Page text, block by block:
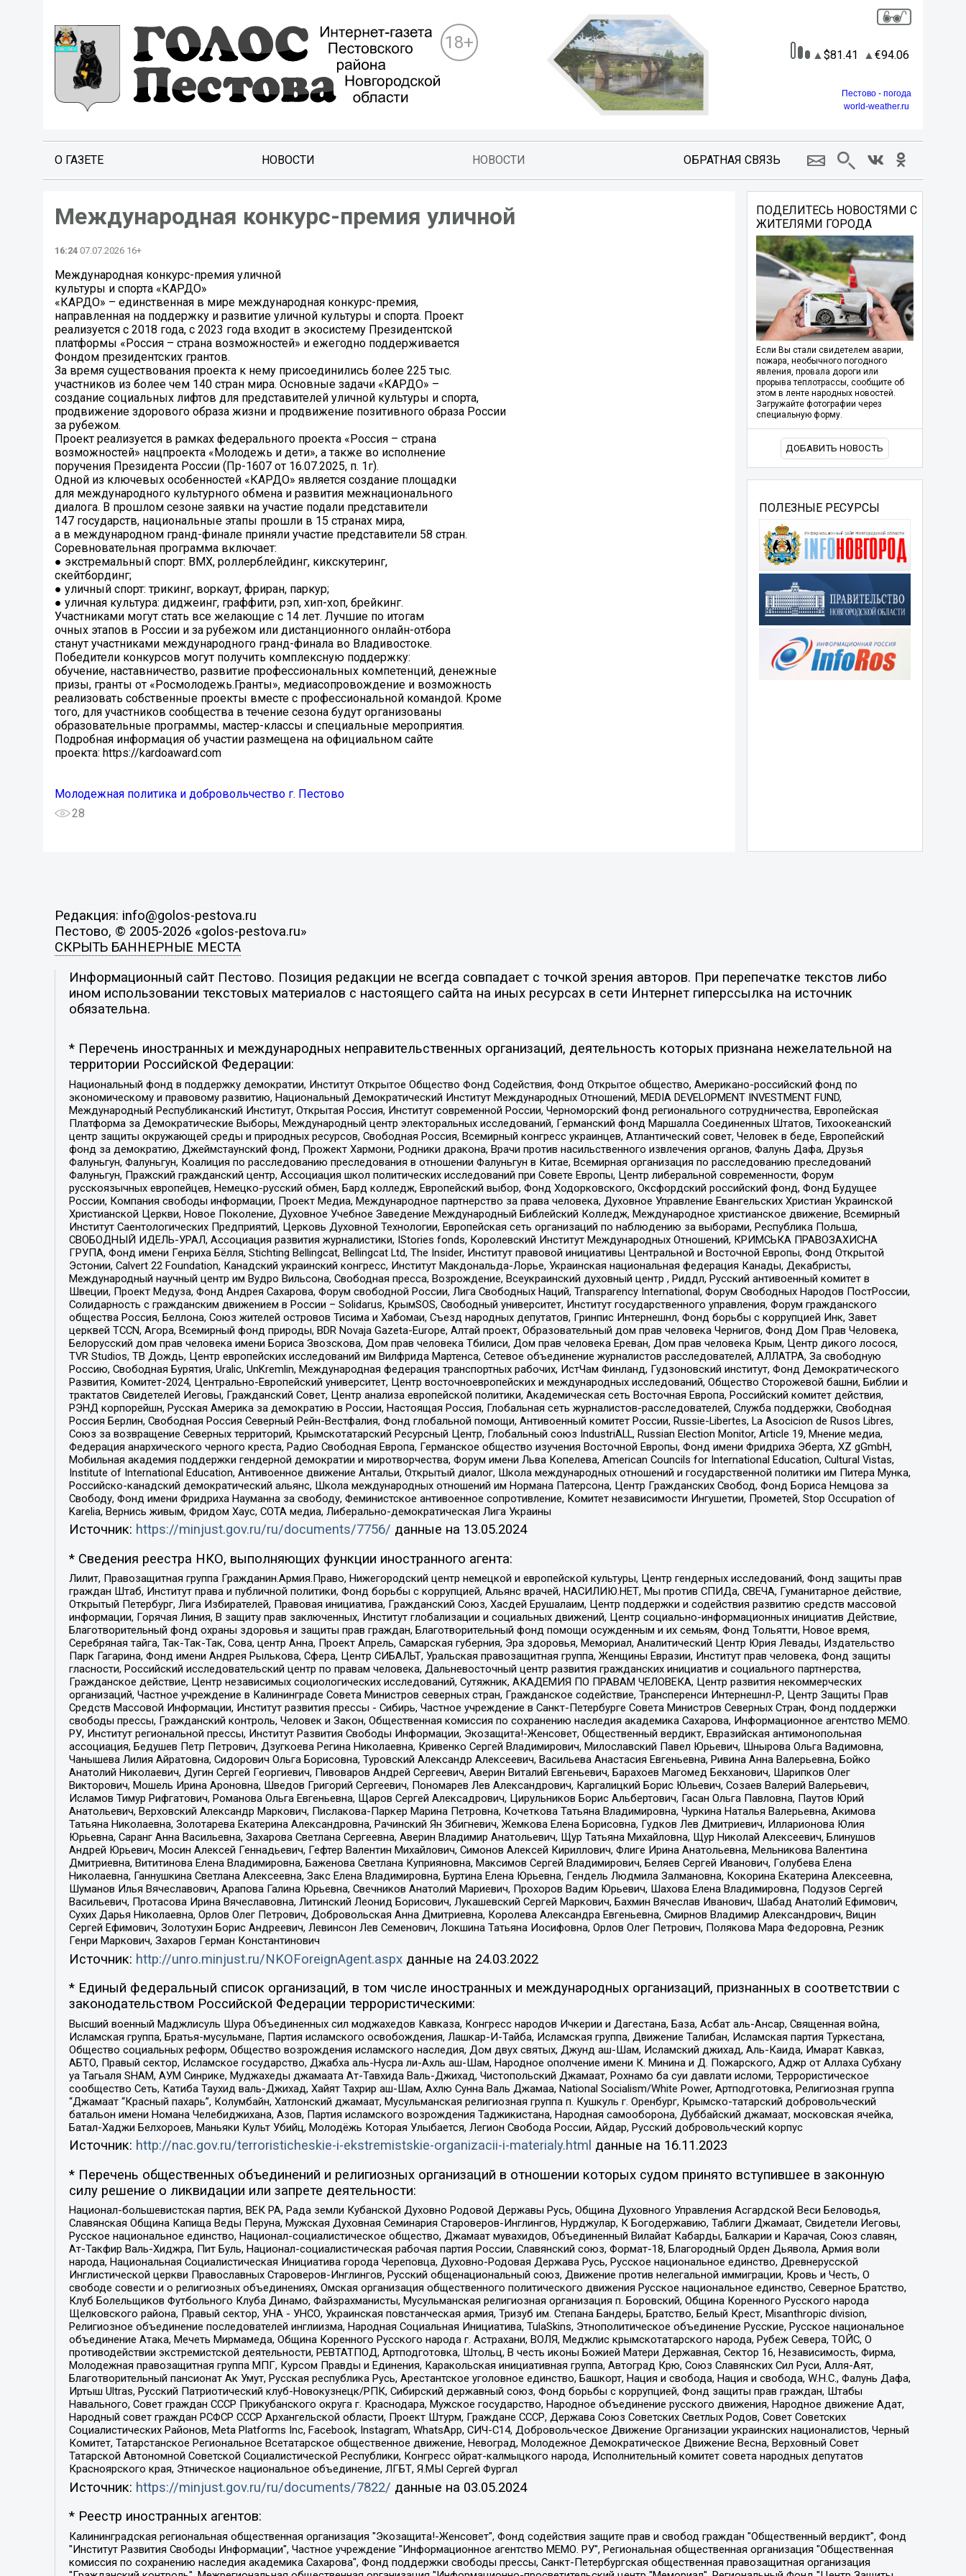
18+
81.41 94.06
Пестово - погода
world-weather.ru
О ГАЗЕТЕ НОВОСТИ НОВОСТИ ОБРАТНАЯ СВЯЗЬ
Международная конкурс-премия уличной
16:24 07.07.2026 16+
Международная конкурс-премия уличной
культуры и спорта «КАРДО»
«КАРДО» – единственная в мире международная конкурс-премия,
направленная на поддержку и развитие уличной культуры и спорта. Проект
реализуется с 2018 года, с 2023 года входит в экосистему Президентской
платформы «Россия – страна возможностей» и ежегодно поддерживается
Фондом президентских грантов.
За время существования проекта к нему присоединились более 225 тыс.
участников из более чем 140 стран мира. Основные задачи «КАРДО» –
создание социальных лифтов для представителей уличной культуры и спорта,
продвижение здорового образа жизни и продвижение позитивного образа России
за рубежом.
Проект реализуется в рамках федерального проекта «Россия – страна
возможностей» нацпроекта «Молодежь и дети», а также во исполнение
поручения Президента России (Пр-1607 от 16.07.2025, п. 1г).
Одной из ключевых особенностей «КАРДО» является создание площадки
для международного культурного обмена и развития межнационального
диалога. В прошлом сезоне заявки на участие подали представители
147 государств, национальные этапы прошли в 15 странах мира,
а в международном гранд-финале приняли участие представители 58 стран.
Соревновательная программа включает:
● экстремальный спорт: BMX, роллерблейдинг, кикскутеринг,
скейтбординг;
● уличный спорт: трикинг, воркаут, фриран, паркур;
● уличная культура: диджеинг, граффити, рэп, хип-хоп, брейкинг.
Участниками могут стать все желающие с 14 лет. Лучшие по итогам
очных этапов в России и за рубежом или дистанционного онлайн-отбора
станут участниками международного гранд-финала во Владивостоке.
Победители конкурсов могут получить комплексную поддержку:
обучение, наставничество, развитие профессиональных компетенций, денежные
призы, гранты от «Росмолодежь.Гранты», медиасопровождение и возможность
реализовать собственные проекты вместе с профессиональной командой. Кроме
того, для участников сообщества в течение сезона будут организованы
образовательные программы, мастер-классы и специальные мероприятия.
Подробная информация об участии размещена на официальном сайте
проекта: https://kardoaward.com
Молодежная политика и добровольчество г. Пестово
28
ПОДЕЛИТЕСЬ НОВОСТЯМИ С
ЖИТЕЛЯМИ ГОРОДА
Если Вы стали свидетелем аварии,
пожара, необычного погодного
явления, провала дороги или
прорыва теплотрассы, сообщите об
этом в ленте народных новостей.
Загружайте фотографии через
специальную форму.
ДОБАВИТЬ НОВОСТЬ
ПОЛЕЗНЫЕ РЕСУРСЫ
Редакция: info@golos-pestova.ru
Пестово, © 2005-2026 «golos-pestova.ru»
СКРЫТЬ БАННЕРНЫЕ МЕСТА
Информационный сайт Пестово. Позиция редакции не всегда совпадает с точкой зрения авторов. При перепечатке текстов либо
ином использовании текстовых материалов с настоящего сайта на иных ресурсах в сети Интернет гиперссылка на источник
обязательна.
* Перечень иностранных и международных неправительственных организаций, деятельность которых признана нежелательной на
территории Российской Федерации:
Национальный фонд в поддержку демократии, Институт Открытое Общество Фонд Содействия, Фонд Открытое общество, Американо-российский фонд по
экономическому и правовому развитию, Национальный Демократический Институт Международных Отношений, MEDIA DEVELOPMENT INVESTMENT FUND,
Международный Республиканский Институт, Открытая Россия, Институт современной России, Черноморский фонд регионального сотрудничества, Европейская
Платформа за Демократические Выборы, Международный центр электоральных исследований, Германский фонд Маршалла Соединенных Штатов, Тихоокеанский
центр защиты окружающей среды и природных ресурсов, Свободная Россия, Всемирный конгресс украинцев, Атлантический совет, Человек в беде, Европейский
фонд за демократию, Джеймстаунский фонд, Прожект Хармони, Родники дракона, Врачи против насильственного извлечения органов, Фалунь Дафа, Друзья
Фалуньгун, Фалуньгун, Коалиция по расследованию преследования в отношении Фалуньгун в Китае, Всемирная организация по расследованию преследований
Фалуньгун, Пражский гражданский центр, Ассоциация школ политических исследований при Совете Европы, Центр либеральной современности, Форум
русскоязычных европейцев, Немецко-русский обмен, Бард колледж, Европейский выбор, Фонд Ходорковского, Оксфордский российский фонд, Фонд Будущее
России, Компания свободы информации, Проект Медиа, Международное партнерство за права человека, Духовное Управление Евангельских Христиан Украинской
Христианской Церкви, Новое Поколение, Духовное Учебное Заведение Международный Библейский Колледж, Международное христианское движение, Всемирный
Институт Саентологических Предприятий, Церковь Духовной Технологии, Европейская сеть организаций по наблюдению за выборами, Республика Польша,
СВОБОДНЫЙ ИДЕЛЬ-УРАЛ, Ассоциация развития журналистики, IStories fonds, Королевский Институт Международных Отношений, КРИМСЬКА ПРАВОЗАХИСНА
ГРУПА, Фонд имени Генриха Бёлля, Stichting Bellingcat, Bellingcat Ltd, The Insider, Институт правовой инициативы Центральной и Восточной Европы, Фонд Открытой
Эстонии, Calvert 22 Foundation, Канадский украинский конгресс, Институт Макдональда-Лорье, Украинская национальная федерация Канады, Декабристы,
Международный научный центр им Вудро Вильсона, Свободная пресса, Возрождение, Всеукраинский духовный центр , Риддл, Русский антивоенный комитет в
Швеции, Проект Медуза, Фонд Андрея Сахарова, Форум свободной России, Лига Свободных Наций, Transparеncy International, Форум Свободных Народов ПостРоссии,
Солидарность с гражданским движением в России – Solidarus, КрымSOS, Свободный университет, Институт государственного управления, Форум гражданского
общества Россия, Беллона, Союз жителей островов Тисима и Хабомаи, Съезд народных депутатов, Гринпис Интернешнл, Фонд борьбы с коррупцией Инк, Завет
церквей TCCN, Агора, Всемирный фонд природы, BDR Novaja Gazeta-Europe, Алтай проект, Образовательный дом прав человека Чернигов, Фонд Дом Прав Человека,
Белорусский дом прав человека имени Бориса Звозскова, Дом прав человека Тбилиси, Дом прав человека Ереван, Дом прав человека Крым, Центр дикого лосося,
TVR Studios, ТВ Дождь, Центр европейских исследований им Вилфрида Мартенса, Сетевое объединение журналистов расследователей, АЛЛАТРА, За свободную
Россию, Свободная Бурятия, Uralic, UnKremlin, Международная федерация транспортных рабочих, ИстЧам Финланд, Гудзоновский институт, Фонд Демократического
Развития, Комитет-2024, Центрально-Европейский университет, Центр восточноевропейских и международных исследований, Общество Сторожевой башни, Библии и
трактатов Свидетелей Иеговы, Гражданский Совет, Центр анализа европейской политики, Академическая сеть Восточная Европа, Российский комитет действия,
РЭНД корпорейшн, Русская Америка за демократию в России, Настоящая Россия, Глобальная сеть журналистов-расследователей, Служба поддержки, Свободная
Россия Берлин, Свободная Россия Северный Рейн-Вестфалия, Фонд глобальной помощи, Антивоенный комитет России, Russie-Libertes, La Asocicion de Rusos Libres,
Союз за возвращение Северных территорий, Крымскотатарский Ресурсный Центр, Глобальный союз IndustriALL, Russian Election Monitor, Article 19, Мнение медиа,
Федерация анархического черного креста, Радио Свободная Европа, Германское общество изучения Восточной Европы, Фонд имени Фридриха Эберта, XZ gGmbH,
Мобильная академия поддержки гендерной демократии и миротворчества, Форум имени Льва Копелева, American Councils for International Education, Cultural Vistas,
Institute of International Education, Антивоенное движение Антальи, Открытый диалог, Школа международных отношений и государственной политики им Питера Мунка,
Российско-канадский демократический альянс, Школа международных отношений им Нормана Патерсона, Центр Гражданских Свобод, Фонд Бориса Немцова за
Свободу, Фонд имени Фридриха Науманна за свободу, Феминистское антивоенное сопротивление, Комитет независимости Ингушетии, Прометей, Stop Occupation of
Karelia, Вернись живым, Фридом Хаус, СОТА медиа, Либерально-демократическая Лига Украины
Источник: https://minjust.gov.ru/ru/documents/7756/ данные на 13.05.2024
* Сведения реестра НКО, выполняющих функции иностранного агента:
Лилит, Правозащитная группа Гражданин.Армия.Право, Нижегородский центр немецкой и европейской культуры, Центр гендерных исследований, Фонд защиты прав
граждан Штаб, Институт права и публичной политики, Фонд борьбы с коррупцией, Альянс врачей, НАСИЛИЮ.НЕТ, Мы против СПИДа, СВЕЧА, Гуманитарное действие,
Открытый Петербург, Лига Избирателей, Правовая инициатива, Гражданский Союз, Хасдей Ерушалаим, Центр поддержки и содействия развитию средств массовой
информации, Горячая Линия, В защиту прав заключенных, Институт глобализации и социальных движений, Центр социально-информационных инициатив Действие,
Благотворительный фонд охраны здоровья и защиты прав граждан, Благотворительный фонд помощи осужденным и их семьям, Фонд Тольятти, Новое время,
Серебряная тайга, Так-Так-Так, Сова, центр Анна, Проект Апрель, Самарская губерния, Эра здоровья, Мемориал, Аналитический Центр Юрия Левады, Издательство
Парк Гагарина, Фонд имени Андрея Рылькова, Сфера, Центр СИБАЛЬТ, Уральская правозащитная группа, Женщины Евразии, Институт прав человека, Фонд защиты
гласности, Российский исследовательский центр по правам человека, Дальневосточный центр развития гражданских инициатив и социального партнерства,
Гражданское действие, Центр независимых социологических исследований, Сутяжник, АКАДЕМИЯ ПО ПРАВАМ ЧЕЛОВЕКА, Центр развития некоммерческих
организаций, Частное учреждение в Калининграде Совета Министров северных стран, Гражданское содействие, Трансперенси Интернешнл-Р, Центр Защиты Прав
Средств Массовой Информации, Институт развития прессы - Сибирь, Частное учреждение в Санкт-Петербурге Совета Министров Северных Стран, Фонд поддержки
свободы прессы, Гражданский контроль, Человек и Закон, Общественная комиссия по сохранению наследия академика Сахарова, Информационное агентство МЕМО.
РУ, Институт региональной прессы, Институт Развития Свободы Информации, Экозащита!-Женсовет, Общественный вердикт, Евразийская антимонопольная
ассоциация, Бедушев Петр Петрович, Дзугкоева Регина Николаевна, Кривенко Сергей Владимирович, Милославский Павел Юрьевич, Шнырова Ольга Вадимовна,
Чанышева Лилия Айратовна, Сидорович Ольга Борисовна, Туровский Александр Алексеевич, Васильева Анастасия Евгеньевна, Ривина Анна Валерьевна, Бойко
Анатолий Николаевич, Дугин Сергей Георгиевич, Пивоваров Андрей Сергеевич, Аверин Виталий Евгеньевич, Барахоев Магомед Бекханович, Шарипков Олег
Викторович, Мошель Ирина Ароновна, Шведов Григорий Сергеевич, Пономарев Лев Александрович, Каргалицкий Борис Юльевич, Созаев Валерий Валерьевич,
Исламов Тимур Рифгатович, Романова Ольга Евгеньевна, Щаров Сергей Алексадрович, Цирульников Борис Альбертович, Гасан Ольга Павловна, Паутов Юрий
Анатольевич, Верховский Александр Маркович, Пислакова-Паркер Марина Петровна, Кочеткова Татьяна Владимировна, Чуркина Наталья Валерьевна, Акимова
Татьяна Николаевна, Золотарева Екатерина Александровна, Рачинский Ян Збигневич, Жемкова Елена Борисовна, Гудков Лев Дмитриевич, Илларионова Юлия
Юрьевна, Саранг Анна Васильевна, Захарова Светлана Сергеевна, Аверин Владимир Анатольевич, Щур Татьяна Михайловна, Щур Николай Алексеевич, Блинушов
Андрей Юрьевич, Мосин Алексей Геннадьевич, Гефтер Валентин Михайлович, Симонов Алексей Кириллович, Флиге Ирина Анатольевна, Мельникова Валентина
Дмитриевна, Вититинова Елена Владимировна, Баженова Светлана Куприяновна, Максимов Сергей Владимирович, Беляев Сергей Иванович, Голубева Елена
Николаевна, Ганнушкина Светлана Алексеевна, Закс Елена Владимировна, Буртина Елена Юрьевна, Гендель Людмила Залмановна, Кокорина Екатерина Алексеевна,
Шуманов Илья Вячеславович, Арапова Галина Юрьевна, Свечников Анатолий Мариевич, Прохоров Вадим Юрьевич, Шахова Елена Владимировна, Подузов Сергей
Васильевич, Протасова Ирина Вячеславовна, Литинский Леонид Борисович, Лукашевский Сергей Маркович, Бахмин Вячеслав Иванович, Шабад Анатолий Ефимович,
Сухих Дарья Николаевна, Орлов Олег Петрович, Добровольская Анна Дмитриевна, Королева Александра Евгеньевна, Смирнов Владимир Александрович, Вицин
Сергей Ефимович, Золотухин Борис Андреевич, Левинсон Лев Семенович, Локшина Татьяна Иосифовна, Орлов Олег Петрович, Полякова Мара Федоровна, Резник
Генри Маркович, Захаров Герман Константинович
Источник: http://unro.minjust.ru/NKOForeignAgent.aspxданные на 24.03.2022
* Единый федеральный список организаций, в том числе иностранных и международных организаций, признанных в соответствии с
законодательством Российской Федерации террористическими:
Высший военный Маджлисуль Шура Объединенных сил моджахедов Кавказа, Конгресс народов Ичкерии и Дагестана, База, Асбат аль-Ансар, Священная война,
Исламская группа, Братья-мусульмане, Партия исламского освобождения, Лашкар-И-Тайба, Исламская группа, Движение Талибан, Исламская партия Туркестана,
Общество социальных реформ, Общество возрождения исламского наследия, Дом двух святых, Джунд аш-Шам, Исламский джихад, Аль-Каида, Имарат Кавказ,
АБТО, Правый сектор, Исламское государство, Джабха аль-Нусра ли-Ахль аш-Шам, Народное ополчение имени К. Минина и Д. Пожарского, Аджр от Аллаха Субхану
уа Тагьаля SHAM, АУМ Синрике, Муджахеды джамаата Ат-Тавхида Валь-Джихад, Чистопольский Джамаат, Рохнамо ба суи давлати исломи, Террористическое
сообщество Сеть, Катиба Таухид валь-Джихад, Хайят Тахрир аш-Шам, Ахлю Сунна Валь Джамаа, National Socialism/White Power, Артподготовка, Религиозная группа
“Джамаат “Красный пахарь”, Колумбайн, Хатлонский джамаат, Мусульманская религиозная группа п. Кушкуль г. Оренбург, Крымско-татарский добровольческий
батальон имени Номана Челебиджихана, Азов, Партия исламского возрождения Таджикистана, Народная самооборона, Дуббайский джамаат, московская ячейка,
Батал-Хаджи Белхороев, Маньяки Культ Убийц, Молодёжь Которая Улыбается, Легион Свобода России, Айдар, Русский добровольческий корпус
Источник: http://nac.gov.ru/terroristicheskie-i-ekstremistskie-organizacii-i-materialy.html данные на 16.11.2023
* Перечень общественных объединений и религиозных организаций в отношении которых судом принято вступившее в законную
силу решение о ликвидации или запрете деятельности:
Национал-большевистская партия, ВЕК РА, Рада земли Кубанской Духовно Родовой Державы Русь, Община Духовного Управления Асгардской Веси Беловодья,
Славянская Община Капища Веды Перуна, Мужская Духовная Семинария Староверов-Инглингов, Нурджулар, К Богодержавию, Таблиги Джамаат, Свидетели Иеговы,
Русское национальное единство, Национал-социалистическое общество, Джамаат мувахидов, Объединенный Вилайат Кабарды, Балкарии и Карачая, Союз славян,
Ат-Такфир Валь-Хиджра, Пит Буль, Национал-социалистическая рабочая партия России, Славянский союз, Формат-18, Благородный Орден Дьявола, Армия воли
народа, Национальная Социалистическая Инициатива города Череповца, Духовно-Родовая Держава Русь, Русское национальное единство, Древнерусской
Инглистической церкви Православных Староверов-Инглингов, Русский общенациональный союз, Движение против нелегальной иммиграции, Кровь и Честь, О
свободе совести и о религиозных объединениях, Омская организация общественного политического движения Русское национальное единство, Северное Братство,
Клуб Болельщиков Футбольного Клуба Динамо, Файзрахманисты, Мусульманская религиозная организация п. Боровский, Община Коренного Русского народа
Щелковского района, Правый сектор, УНА - УНСО, Украинская повстанческая армия, Тризуб им. Степана Бандеры, Братство, Белый Крест, Misanthropic division,
Религиозное объединение последователей инглиизма, Народная Социальная Инициатива, TulaSkins, Этнополитическое объединение Русские, Русское национальное
объединение Атака, Мечеть Мирмамеда, Община Коренного Русского народа г. Астрахани, ВОЛЯ, Меджлис крымскотатарского народа, Рубеж Севера, ТОЙС, О
противодействии экстремистской деятельности, РЕВТАТПОД, Артподготовка, Штольц, В честь иконы Божией Матери Державная, Сектор 16, Независимость, Фирма,
Молодежная правозащитная группа МПГ, Курсом Правды и Единения, Каракольская инициативная группа, Автоград Крю, Союз Славянских Сил Руси, Алля-Аят,
Благотворительный пансионат Ак Умут, Русская республика Русь, Арестантское уголовное единство, Башкорт, Нация и свобода, Нация и свобода, W.H.С., Фалунь Дафа,
Иртыш Ultras, Русский Патриотический клуб-Новокузнецк/РПК, Сибирский державный союз, Фонд борьбы с коррупцией, Фонд защиты прав граждан, Штабы
Навального, Совет граждан СССР Прикубанского округа г. Краснодара, Мужское государство, Народное объединение русского движения, Народное движение Адат,
Народный совет граждан РСФСР СССР Архангельской области, Проект Штурм, Граждане СССР, Держава Союз Советских Светлых Родов, Совет Советских
Социалистических Районов, Meta Platforms Inc, Facebook, Instagram, WhatsApp, СИЧ-С14, Добровольческое Движение Организации украинских националистов, Черный
Комитет, Татарстанское Региональное Всетатарское общественное движение, Невоград, Молодежное Демократическое Движение Весна, Верховный Совет
Татарской Автономной Советской Социалистической Республики, Конгресс ойрат-калмыцкого народа, Исполнительный комитет совета народных депутатов
Красноярского края, Этническое национальное объединение, ЛГБТ, Я.МЫ Сергей Фургал
Источник: https://minjust.gov.ru/ru/documents/7822/ данные на 03.05.2024
* Реестр иностранных агентов:
Калининградская региональная общественная организация "Экозащита!-Женсовет", Фонд содействия защите прав и свобод граждан "Общественный вердикт", Фонд "Институт Развития Свободы Информации", Частное учреждение "Информационное агентство МЕМО. РУ", Региональная общественная организация "Общественная комиссия по сохранению наследия академика Сахарова", Фонд поддержки свободы прессы, Санкт-Петербургская общественная правозащитная организация "Гражданский контроль", Межрегиональная общественная организация "Информационно-просветительский центр "Мемориал", Региональный Фонд "Центр Защиты Прав Средств Массовой Информации", с 05.12.2023 Фонд "Центр Защиты Прав Средств массовой информации", Региональная общественная благотворительная организация помощи беженцам и мигрантам "Гражданское содействие", Негосударственное образовательное учреждение дополнительного профессионального образования (повышение квалификации) специалистов "АКАДЕМИЯ ПО ПРАВАМ ЧЕЛОВЕКА", Свердловская региональная общественная организация "Сутяжник", Автономная некоммерческая организация "Центр независимых социологических исследований", Союз общественных объединений "Российский исследовательский центр по правам человека", Региональное общественное учреждение научно-информационный центр "МЕМОРИАЛ", Некоммерческая организация "Фонд защиты гласности", Автономная некоммерческая организация "Институт прав человека", Городская общественная организация "Екатеринбургское общество "МЕМОРИАЛ", Городская общественная организация "Рязанское историко-просветительское и правозащитное общество "Мемориал" (Рязанский Мемориал), Челябинский региональный орган общественной самодеятельности – женское общественное объединение "Женщины Евразии", Челябинский региональный орган общественной самодеятельности "Уральская правозащитная группа", Фонд содействия защите здоровья и социальной справедливости имени Андрея Рылькова, Автономная Некоммерческая Организация "Аналитический Центр Юрия Левады", Автономная некоммерческая организация социальной поддержки населения "Проект Апрель", Региональная общественная организация помощи женщинам и детям, находящимся в кризисной ситуации "Информационно-методический центр "Анна", Фонд содействия развитию массовых коммуникаций и правовому просвещению "Так-так-Так", Фонд содействия устойчивому развитию "Серебряная тайга", Свердловский региональный общественный фонд социальных проектов "Новое время", "Idel.Реалии", Кавказ.Реалии, Крым.Реалии, Телеканал Настоящее Время, Татаро-башкирская служба Радио Свобода (Azatliq Radiosi), Радио Свободная Европа/Радио Свобода (PCE/PC), "Сибирь.Реалии", "Фактограф", Благотворительный фонд помощи осужденным и их семьям, Автономная некоммерческая организация "Институт глобализации и социальных движений", Фонд "В защиту прав заключенных", Частное учреждение "Центр поддержки и содействия развитию средств массовой информации", Пензенский региональный общественный благотворительный фонд "Гражданский союз", "Север.Реалии", Некоммерческая организация Фонд "Правовая инициатива", Общество с ограниченной ответственностью "Радио Свободная Европа/Радио Свобода", Чешское информационное агентство "MEDIUM-ORIENT", Красноярская региональная общественная организация "Мы против СПИДа", Камалягин Денис Николаевич, Маркелов Сергей Евгеньевич, Пономарев Лев Александрович, Савицкая Людмила Алексеевна, Автономная некоммерческая организация "Центр по работе с проблемой насилия "НАСИЛИЮ.НЕТ", Межрегиональный профессиональный союз работников здравоохранения "Альянс врачей", Юридическое лицо, зарегистрированное в Латвийской Республике, SIA "Medusa Project" (регистрационный номер 40103797863, дата регистрации 10.06.2014), Некоммерческая организация "Фонд по борьбе с коррупцией", Автономная некоммерческая организация "Институт права и публичной политики", Баданин Роман Сергеевич, Гликин Максим Александрович, Железнова Мария Михайловна, Лукьянова Юлия Сергеевна, Маетная Елизавета Витальевна, Маняхин Петр Борисович, Чуракова Ольга Владимировна, Ярош Юлия Петровна, Юридическое лицо "The Insider SIA", зарегистрированное в Риге, Латвийская Республика (дата регистрации 26.06.2015), являющееся администратором доменного имени интернет-издания "The Insider SIA", https://theins.ru, Постернак Алексей Евгеньевич, Рубин Михаил Аркадьевич, Анин Роман Александрович, Юридическое лицо Istories fonds, зарегистрированное в Латвийской Республике (регистрационный номер 50008295751, дата регистрации 24.02.2020), Великовский Дмитрий Александрович, Долинина Ирина Николаевна, Мароховская Алеся Алексеевна, Шлейнов Роман Юрьевич, Шмагун Олеся Валентиновна, Общество с ограниченной ответственностью "Альтаир 2021", Общество с ограниченной ответственностью "Вега 2021", Общество с ограниченной ответственностью "Главный редактор 2021", Общество с ограниченной ответственностью "Ромашки монолит", Важенков Артем Валерьевич, Ивановская областная общественная организация "Центр гендерных исследований", Гурман Юрий Альбертович, Медиапроект "ОВД-Инфо", Егоров Владимир Владимирович, Жилинский Владимир Александрович, Общество с ограниченной ответственностью "ЗП", Иванова София Юрьевна, Карезина Инна Павловна, Кильтау Екатерина Викторовна, Петров Алексей Викторович, Пискунов Сергей Евгеньевич, Смирнов Сергей Сергеевич, Тихонов Михаил Сергеевич, Общество с ограниченной ответственностью "ЖУРНАЛИСТ-ИНОСТРАННЫЙ АГЕНТ", Арапова Галина Юрьевна, Вольтская Татьяна Анатольевна, Американская компания "Mason G.E.S. Anonymous Foundation" (США), являющаяся владельцем интернет-издания https://mnews.world/, Компания "Stichting Bellingcat", зарегистрированная в Нидерландах (дата регистрации 11.07.2018), Захаров Андрей Вячеславович, Клепиковская Екатерина Дмитриевна, Общество с ограниченной ответственностью "МЕМО", Перл Роман Александрович, Симонов Евгений Алексеевич, Соловьева Елена Анатольевна, Сотников Даниил Владимирович, Сурначева Елизавета Дмитриевна, Автономная некоммерческая организация по защите прав человека и информированию населения "Якутия – Наше Мнение", Общество с ограниченной ответственностью "Москоу диджитал медиа", с 26.01.2023 Общество с ограниченной ответственностью "Чайка Белые сады", Ветошкина Валерия Валерьевна, Заговора Максим Александрович, Межрегиональное общественное движение "Российская ЛГБТ - сеть", Оленичев Максим Владимирович, Павлов Иван Юрьевич, Скворцова Елена Сергеевна, Общество с ограниченной ответственностью "Как бы инагент", Кочетков Игорь Викторович, Общество с ограниченной ответственностью "Честные выборы", Еланчик Олег Александрович, Общество с ограниченной ответственностью "Нобелевский призыв", Гималова Регина Эмилевна, Григорьев Андрей Валерьевич, Григорьева Алина Александровна, Ассоциация по содействию защите прав призывников, альтернативнослужащих и военнослужащих "Правозащитная группа "Гражданин.Армия.Право", Хисамова Регина Фаритовна, Автономная некоммерческая организация по реализации социально-правовых программ "Лилит", Дальневосточное общественное движение "Маяк", Санкт-Петербургская ЛГБТ-инициативная группа "Выход", Инициативная группа ЛГБТ+ "Реверс", Алексеев Андрей Викторович, Бекбулатова Таисия Львовна, Беляев Иван Михайлович, Владыкина Елена Сергеевна, Гельман Марат Александрович, Никульшина Вероника Юрьевна, Толоконникова Надежда Андреевна, Шендерович Виктор Анатольевич, Общество с ограниченной ответственностью "Данное сообщение", Общество с ограниченной ответственностью Издательский дом "Новая глава", Айнбиндер Александра Александровна, Московский комьюнити-центр для ЛГБТ+инициатив, Благотворительный фонд развития филантропии, Deutsche Welle (Германия, Kurt-Schumacher-Strasse 3, 53113 Bonn), Борзунова Мария Михайловна, Воробьев Виктор Викторович, Голубева Анна Львовна, Константинова Алла Михайловна, Малкова Ирина Владимировна, Мурадов Мурад Абдулгалимович, Осетинская Елизавета Николаевна, Понасенков Евгений Николаевич, Ганапольский Матвей Юрьевич, Киселев Евгений Алексеевич, Борухович Ирина Григорьевна, Дремин Иван Тимофеевич, Дубровский Дмитрий Викторович, Красноярская региональная общественная организация поддержки и развития альтернативных образовательных технологий и межкультурных коммуникаций "ИНТЕРРА", Маяковская Екатерина Алексеевна, Фейгин Марк Захарович, Филимонов Андрей Викторович, Дзугкоева Регина Николаевна, Доброхотов Роман Александрович, Дудь Юрий Александрович, Елкин Сергей Владимирович, Кругликов Кирилл Игоревич, Сабунаева Мария Леонидовна, Семенов Алексей Владимирович, Шаинян Карен Багратович, Шульман Екатерина Михайловна, Асафьев Артур Валерьевич, Вахштайн Виктор Семенович, Венедиктов Алексей Алексеевич, Лушникова Екатерина Евгеньевна, Волков Леонид Михайлович, Невзоров Александр Глебович, Пархоменко Сергей Борисович, Сироткин Ярослав Николаевич, Кара-Мурза Владимир Владимирович, Баранова Наталья Владимировна, Гозман Леонид Яковлевич, Кагарлицкий Борис Юльевич, Климарев Михаил Валерьевич, Милов Владимир Станиславович, Автономная некоммерческая организация Краснодарский центр современного искусства "Типография", Моргенштерн Алишер Тагирович, Соболь Любовь Эдуардовна, Общество с ограниченной ответственностью "ЛИЗА НОРМ", Каспаров Гарри Кимович, Ходорковский Михаил Борисович, Общество с ограниченной ответственностью "Апрельские тезисы", Данилович Ирина Брониславовна, Кашин Олег Владимирович, Петров Николай Владимирович, Пивоваров Алексей Владимирович, Соколов Михаил Владимирович, Цветкова Юлия Владимировна, Чичваркин Евгений Александрович, Комитет против пыток/Команда против пыток, Общество с ограниченной ответственностью "Первый научный", Общество с ограниченной ответственностью "Вертолет и ко", Белоцерковская Вероника Борисовна, Кац Максим Евгеньевич, Лазарева Татьяна Юрьевна, Шаведдинов Руслан Табризович, Яшин Илья Валерьевич, Общество с ограниченной ответственностью "Иноагент ААВ", Алешковский Дмитрий Петрович, Альбац Евгения Марковна, Быков Дмитрий Львович, Галямина Юлия Евгеньевна, Лойко Сергей Леонидович, Мартынов Кирилл Константинович, Медведев Сергей Александрович, Крашенинников Федор Геннадиевич, Гордеева Катерина Вл